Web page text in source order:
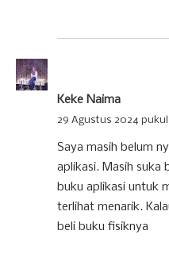
Keke Naima
29 Agustus 2024 pukul
Saya masih belum
aplikasi. Masih suka
buku aplikasi untuk
terlihat menarik.
beli buku fisiknya